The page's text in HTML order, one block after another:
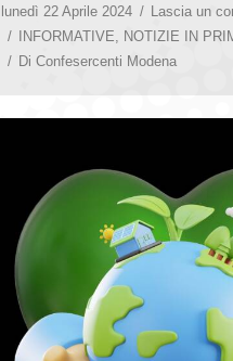
lunedì 22 Aprile 2024
Lascia un
INFORMATIVE, NOTIZIE IN
Di Confesercenti Modena